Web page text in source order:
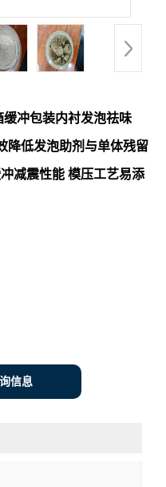
冲包装内衬发泡祛味
降低发泡助剂与单体残留
减震性能 模压工艺易添
信息